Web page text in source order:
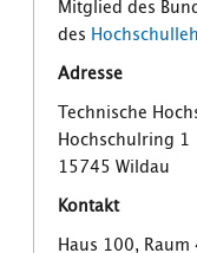
Mitglied des
des
Adresse
Technische
Hochschulring 1
15745 Wildau
Kontakt
Haus 100, Raum